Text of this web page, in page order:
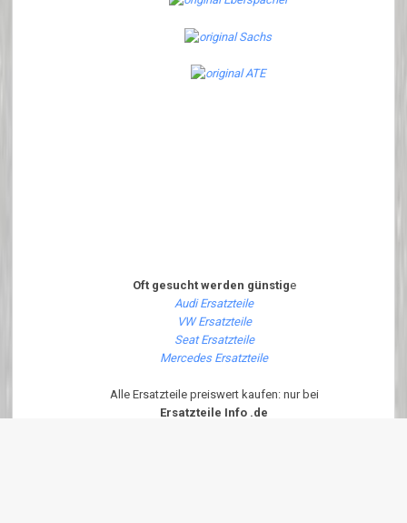
Oft gesucht werden günstige
Audi Ersatzteile
VW Ersatzteile
Seat Ersatzteile
Mercedes Ersatzteile
Alle Ersatzteile preiswert kaufen: nur bei
Ersatzteile Info .de